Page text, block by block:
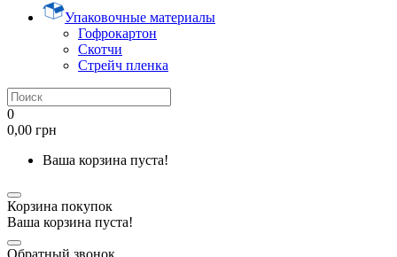
Упаковочные материалы
Гофрокартон
Скотчи
Стрейч пленка
0
0,00 грн
Ваша корзина пуста!
Корзина покупок
Ваша корзина пуста!
Обратный звонок